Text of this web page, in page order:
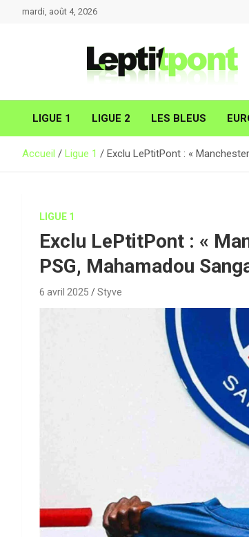
mardi, août 4, 2026
LIGUE 1 LIGUE 2 LES BLEUS
Accueil Ligue 1 Exclu LePtitPont : «
LIGUE 1
Exclu LePtitPont : «
PSG, Mahamadou
6 avril 2025 Styve